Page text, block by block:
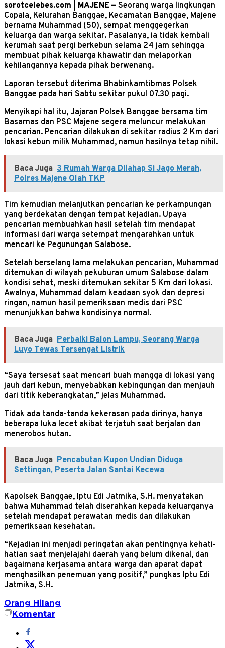
sorotcelebes.com | MAJENE — Seorang warga lingkungan
Copala, Kelurahan Banggae, Kecamatan Banggae, Majene
bernama Muhammad (50), sempat menggegerkan
keluarga dan warga sekitar. Pasalanya, ia tidak kembali
kerumah saat pergi berkebun selama 24 jam sehingga
membuat pihak keluarga khawatir dan melaporkan
kehilangannya kepada pihak berwenang.
Laporan tersebut diterima Bhabinkamtibmas Polsek
Banggae pada hari Sabtu sekitar pukul 07.30 pagi.
Menyikapi hal itu, Jajaran Polsek Banggae bersama tim
Basarnas dan PSC Majene segera meluncur melakukan
pencarian. Pencarian dilakukan di sekitar radius 2 Km dari
lokasi kebun milik Muhammad, namun hasilnya tetap nihil.
Baca Juga 3 Rumah Warga Dilahap Si Jago Merah,
Polres Majene Olah TKP
Tim kemudian melanjutkan pencarian ke perkampungan
yang berdekatan dengan tempat kejadian. Upaya
pencarian membuahkan hasil setelah tim mendapat
informasi dari warga setempat mengarahkan untuk
mencari ke Pegunungan Salabose.
Setelah berselang lama melakukan pencarian, Muhammad
ditemukan di wilayah pekuburan umum Salabose dalam
kondisi sehat, meski ditemukan sekitar 5 Km dari lokasi.
Awalnya, Muhammad dalam keadaan syok dan depresi
ringan, namun hasil pemeriksaan medis dari PSC
menunjukkan bahwa kondisinya normal.
Baca Juga Perbaiki Balon Lampu, Seorang Warga
Luyo Tewas Tersengat Listrik
“Saya tersesat saat mencari buah mangga di lokasi yang
jauh dari kebun, menyebabkan kebingungan dan menjauh
dari titik keberangkatan,” jelas Muhammad.
Tidak ada tanda-tanda kekerasan pada dirinya, hanya
beberapa luka lecet akibat terjatuh saat berjalan dan
menerobos hutan.
Baca Juga Pencabutan Kupon Undian Diduga
Settingan, Peserta Jalan Santai Kecewa
Kapolsek Banggae, Iptu Edi Jatmika, S.H. menyatakan
bahwa Muhammad telah diserahkan kepada keluarganya
setelah mendapat perawatan medis dan dilakukan
pemeriksaan kesehatan.
“Kejadian ini menjadi peringatan akan pentingnya kehati-
hatian saat menjelajahi daerah yang belum dikenal, dan
bagaimana kerjasama antara warga dan aparat dapat
menghasilkan penemuan yang positif,” pungkas Iptu Edi
Jatmika, S.H.
Orang Hilang
Komentar